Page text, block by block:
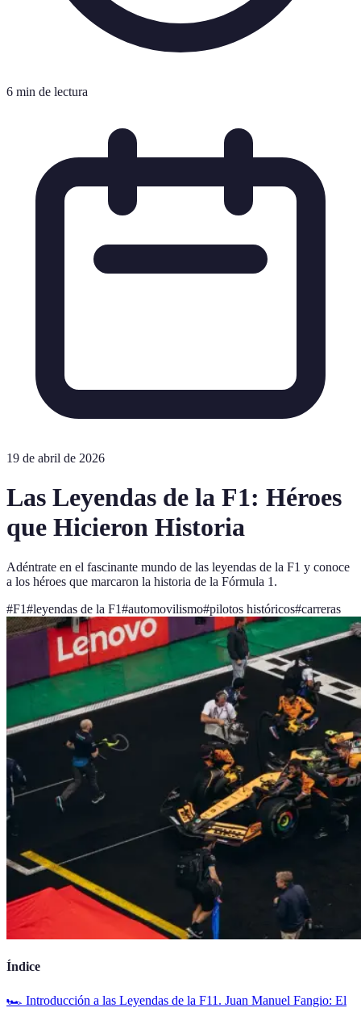
6 min de lectura
19 de abril de 2026
Las Leyendas de la F1: Héroes
que Hicieron Historia
Adéntrate en el fascinante mundo de las leyendas de la F1 y conoce
a los héroes que marcaron la historia de la Fórmula 1.
#F1#leyendas de la F1#automovilismo#pilotos históricos#carreras
Índice
🏎️ Introducción a las Leyendas de la F11. Juan Manuel Fangio: El